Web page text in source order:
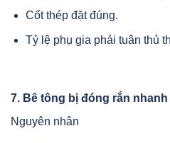
Cốt thép đặt đúng.
Tỷ lệ phụ gia phải tuân thủ
7. Bê tông bị đóng rắn
Nguyên nhân